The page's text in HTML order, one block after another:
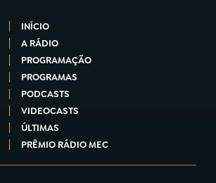
INÍCIO
A RÁDIO
PROGRAMAÇÃO
PROGRAMAS
PODCASTS
VIDEOCASTS
ÚLTIMAS
PRÊMIO RÁDIO MEC